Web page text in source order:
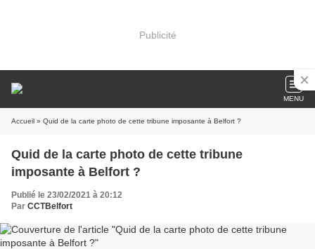
Publicité
MENU
Accueil » Quid de la carte photo de cette tribune imposante à Belfort ?
Quid de la carte photo de cette tribune
imposante à Belfort ?
Publié le 23/02/2021 à 20:12
Par CCTBelfort